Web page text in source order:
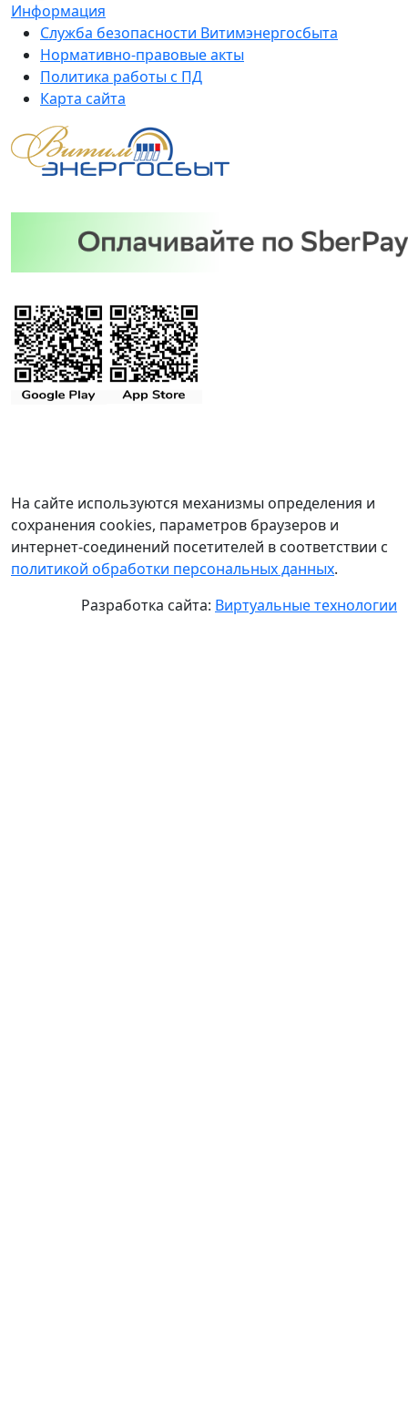
Информация
Служба безопасности Витимэнергосбыта
Нормативно-правовые акты
Политика работы с ПД
Карта сайта
На сайте используются механизмы определения и
сохранения cookies, параметров браузеров и
интернет-соединений посетителей в соответствии с
политикой обработки персональных данных.
Разработка сайта: Виртуальные технологии